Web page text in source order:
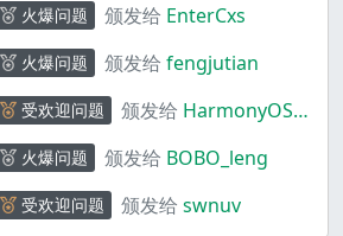
火爆问题 颁发给 EnterCxs
火爆问题 颁发给 fengjutian
受欢迎问题 颁发给 HarmonyOS
火爆问题 颁发给 BOBO_leng
受欢迎问题 颁发给 swnuv